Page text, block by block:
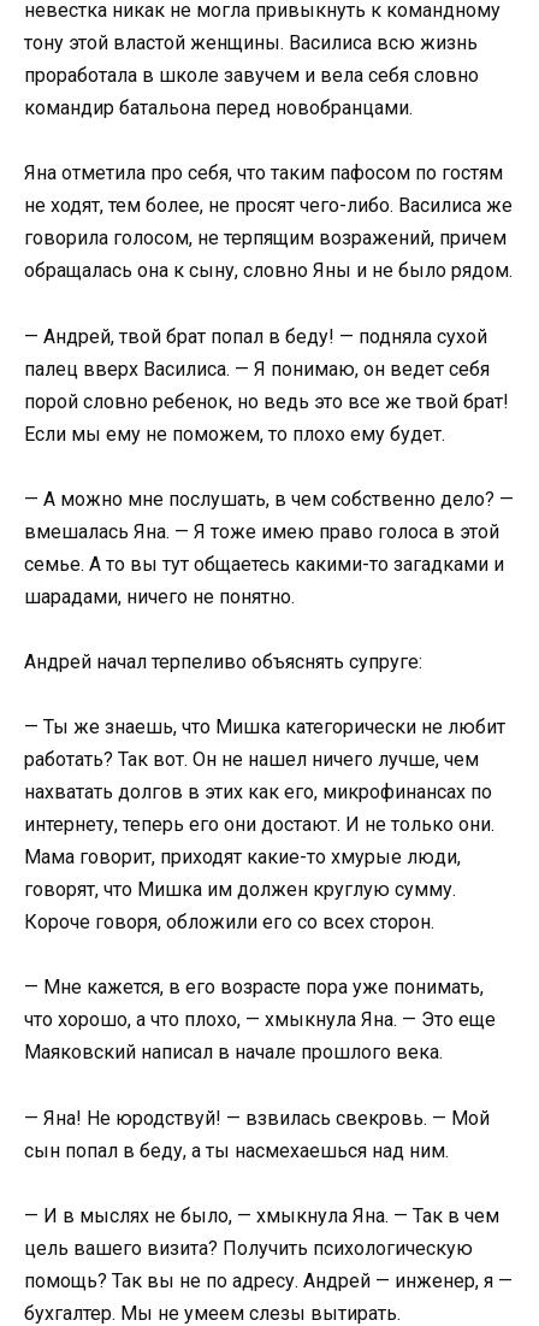
невестка никак не могла привыкнуть к командному
тону этой властой женщины. Василиса всю жизнь
проработала в школе завучем и вела себя словно
командир батальона перед новобранцами.
Яна отметила про себя, что таким пафосом по гостям
не ходят, тем более, не просят чего-либо. Василиса же
говорила голосом, не терпящим возражений, причем
обращалась она к сыну, словно Яны и не было рядом.
— Андрей, твой брат попал в беду! — подняла сухой
палец вверх Василиса. — Я понимаю, он ведет себя
порой словно ребенок, но ведь это все же твой брат!
Если мы ему не поможем, то плохо ему будет.
— А можно мне послушать, в чем собственно дело? —
вмешалась Яна. — Я тоже имею право голоса в этой
семье. А то вы тут общаетесь какими-то загадками и
шарадами, ничего не понятно.
Андрей начал терпеливо объяснять супруге:
— Ты же знаешь, что Мишка категорически не любит
работать? Так вот. Он не нашел ничего лучше, чем
нахватать долгов в этих как его, микрофинансах по
интернету, теперь его они достают. И не только они.
Мама говорит, приходят какие-то хмурые люди,
говорят, что Мишка им должен круглую сумму.
Короче говоря, обложили его со всех сторон.
— Мне кажется, в его возрасте пора уже понимать,
что хорошо, а что плохо, — хмыкнула Яна. — Это еще
Маяковский написал в начале прошлого века.
— Яна! Не юродствуй! — взвилась свекровь. — Мой
сын попал в беду, а ты насмехаешься над ним.
— И в мыслях не было, — хмыкнула Яна. — Так в чем
цель вашего визита? Получить психологическую
помощь? Так вы не по адресу. Андрей — инженер, я —
бухгалтер. Мы не умеем слезы вытирать.